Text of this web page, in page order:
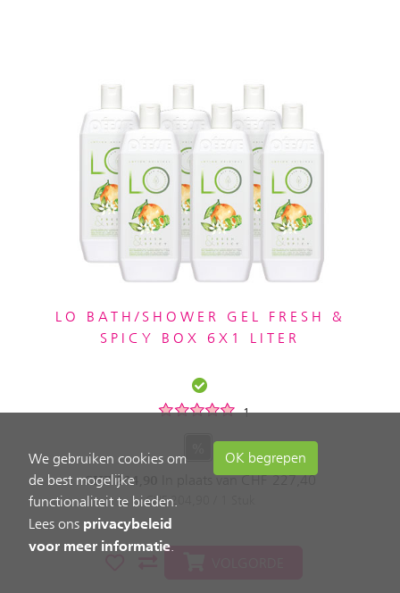
LO BATH/SHOWER GEL FRESH &
SPICY BOX 6X1 LITER
1
CHF 204,90 In plaats vanCHF 227,40
CHF 204,90 / 1 Stuk
We gebruiken cookies om
de best mogelijke
functionaliteit te bieden.
Lees ons privacybeleid
voor meer informatie.
OK begrepen